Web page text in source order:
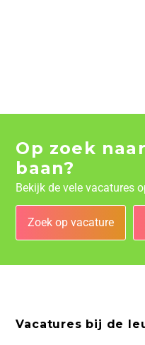
Op zoek
baan?
Bekijk de vele vacatures
Zoek op vacature
Vacatures bij de